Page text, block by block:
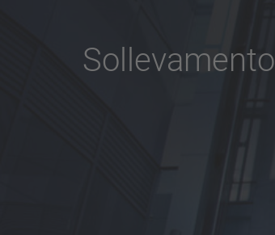
Sollevamento